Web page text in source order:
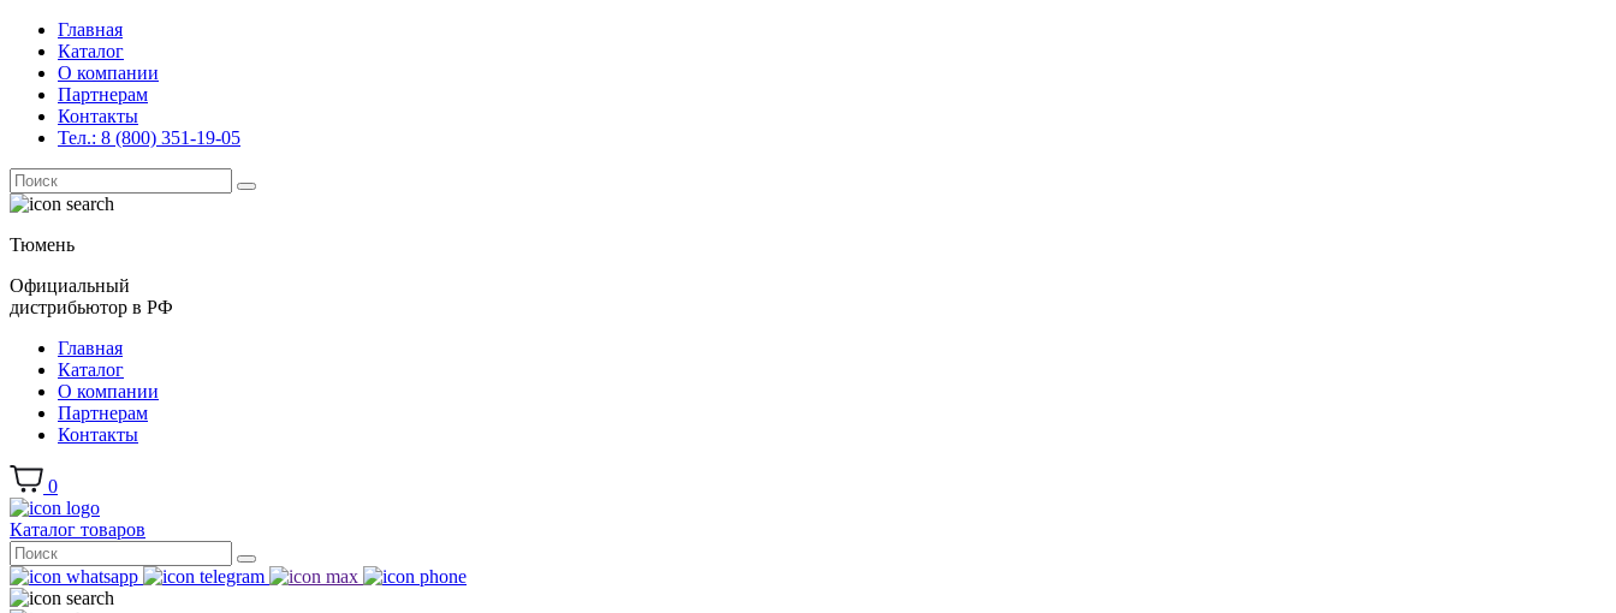
Главная
Каталог
О компании
Партнерам
Контакты
Тел.: 8 (800) 351-19-05
Поиск
for:
Тюмень
Официальный
дистрибьютор в РФ
Главная
Каталог
О компании
Партнерам
Контакты
0
Каталог товаров
Поиск
for: